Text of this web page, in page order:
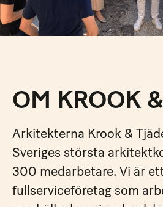
OM KROOK
Arkitekterna Krook &
Sveriges största
300 medarbetare. Vi är
fullserviceföretag som